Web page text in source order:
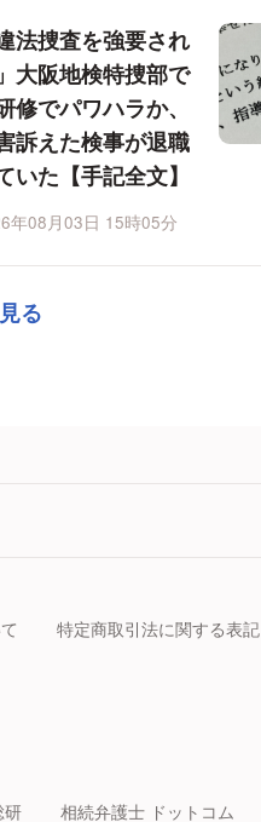
法捜査を強要され
大阪地検特捜部で
修でパワハラか、
訴えた検事が退職
いた【手記全文】
年08月03日 15時05分
る
特定商取引法に関する表記
研 相続弁護士 ドットコム